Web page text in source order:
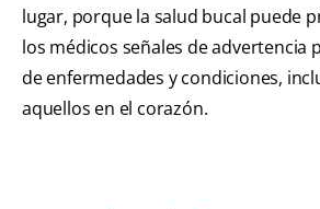
lugar, porque la salud bucal puede
los médicos señales de advertencia
de enfermedades y condiciones,
aquellos en el corazón.